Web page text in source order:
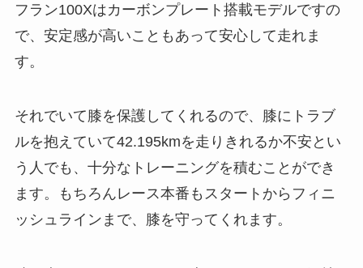
フラン100Xはカーボンプレート搭載モデルですの
で、安定感が高いこともあって安心して走れま
す。
それでいて膝を保護してくれるので、膝にトラブ
ルを抱えていて42.195kmを走りきれるか不安とい
う人でも、十分なトレーニングを積むことができ
ます。もちろんレース本番もスタートからフィニ
ッシュラインまで、膝を守ってくれます。